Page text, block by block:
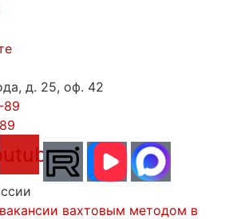
д. 25, оф. 42
89
вахтовым методом в